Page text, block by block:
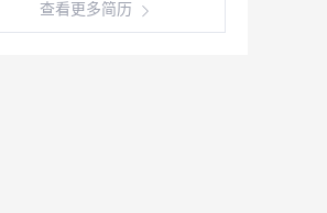
查看更多简历